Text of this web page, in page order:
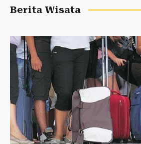
Berita Wisata